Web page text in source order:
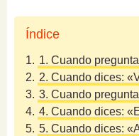
Índice
1. 1. Cuando
2. 2. Cuando dices:
3. 3. Cuando
4. 4. Cuando dices:
5. 5. Cuando dices: